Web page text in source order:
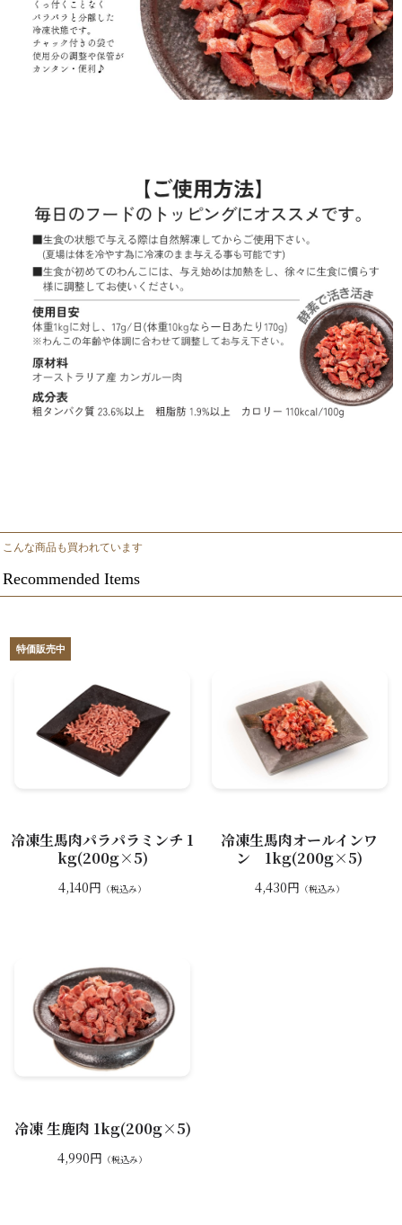
Recommended Items
こんな商品も買われています
冷凍生馬肉パラパラミンチ 1
kg(200g×5)
4,140円 （税込み）
冷凍生馬肉オールインワ
ン 1kg(200g×5)
4,430円 （税込み）
冷凍 生鹿肉 1kg(200g×5)
4,990円 （税込み）